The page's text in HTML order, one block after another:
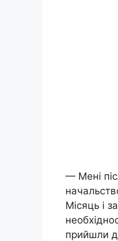
— Мені
Місяць і
прийшли